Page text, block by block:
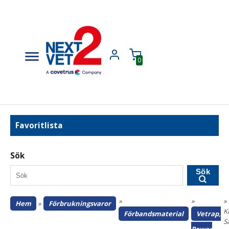
0
Favoritlista
Sök
Sök
Hem » Förbrukningsvaror
»
Förbandsmaterial
»
Vetrap,
»